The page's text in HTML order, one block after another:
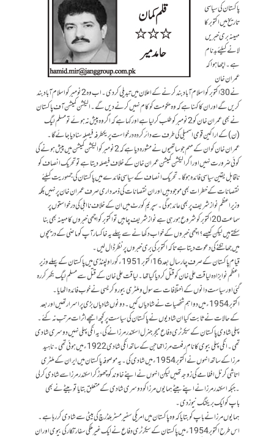
پاکستان کی سیاسی
تاریخ میں اکتوبر کا
مہینہ بری خبریں
لانے کیلئے بدنام
ہے ۔ اچھا ہوا کہ
عمران خان
نے 30اکتوبر کو اسلام آباد بند کرنے کے اعلان میں تبدیلی کر دی۔ اب وہ 2نومبر کو اسلام آباد بند
کریں گے اور ان کا کہنا ہے کہ وہ حکومت کو کام نہیں کرنے دیں گے ۔ الیکشن کمیشن آف پاکستان
نے بھی عمران خان کو 2نومبر کو طلب کر لیا ہے اور کہا ہے کہ اگر وہ پیش نہ ہوئے تو مسلم لیگ
(ن) کے اراکین قومی اسمبلی کی طرف سے دائر کردہ درخواست پر یکطرفہ فیصلہ سنا دیا جائے گا ۔
عمران خان کو ان کے مہم جو ساتھیوں نے مشورہ دیا ہے کہ 2نومبر کو ا لیکشن کمیشن میں پیش ہونے کی
کوئی ضرورت نہیں اور اگر الیکشن کمیشن عمران خان کے خلاف فیصلہ دیتا ہے تو تحریک انصاف کو
ناقابل یقین سیاسی فائدہ ہوگا ۔ تحریک انصاف کے سیاسی فائدے میں پاکستان کی جمہوریت کیلئے
نقصانات کے خطرات بھی موجود ہیں اور ان نقصانات کی ذمہ داری صرف عمران خان پر نہیں بلکہ
وزیر اعظم نواز شریف پر بھی عائد ہوگی۔ سپریم کورٹ میں ان کے خلاف نااہلی کی درخواستوں پر
سماعت 20اکتوبر کو شروع ہو رہی ہے نواز شریف چاہیں تو اکتوبر کو اچھی خبروں کا مہینہ بھی بنا
سکتے ہیں لیکن کیسے ؟ اچھی خبروں کے خواب دکھانے سے پہلے یہ خاکسار آپ کو ماضی کے دریچوں
میں جھانکنے کی دعوت دیتا ہے تاکہ اکتوبر کی بری خبروں پر نظر ڈال لیں۔
قیام پاکستان کے صرف چار سال بعد 16اکتوبر 1951ء کو راولپنڈی میں پاکستان کےپہلے وزیر
اعظم نوابزادہ لیاقت علی خان کو قتل کر دیا گیا تھا ۔ لیاقت علی خان کے قتل سے مسلم لیگ بکھر کر رہ
گئی اور سیاست دانوں کے اختلافات سے سول و ملٹری بیوروکریسی نے خوب فائدہ اٹھایا ۔
اکتوبر 1954ء میں دو اہم شخصیات نے شادیاں کیں ۔ دونوں شادیاں بڑی پر اسرار تھیں اور بعد
کے حالات نے ثابت کیا ان شادیوں نے پاکستان کی سیاست پر کچھ اچھے اثرات مرتب نہ کئے ۔
پہلی شادی پاکستان کے سیکرٹری دفاع میجر جنرل اسکندر مرزا نے کی، یہ انکی پہلی نہیں دوسری شادی
تھی ۔ انکی پہلی بیوی کا نام رفعت مرزا تھا جن کے ساتھ انکی شادی 1922ء میں ہوئی تھی ۔ناہید
مرزا کے ساتھ انہوں نے اکتوبر 1954ء میں شادی کی ۔ یہ موصوفہ پاکستان میں ایران کے ملٹری
اتاشی کرنل افغامے کی زوجہ تھیں لیکن انہوں نے اپنے خاوند کو چھوڑ کر اسکندر مرزا سے شادی کرلی
۔ جبکہ اسکندر مرزا نے اپنے بیٹے ہمایوں مرزا کو دوسری شادی کے متعلق بتایا تو بیٹے نے بھی
باپ کو ایک بریکنگ نیوز دی ۔
ہمایوں مرزا نے باپ کو بتایا کہ وہ پاکستان میں امریکی سفیر مسٹر ہلڈرچ کی بیٹی سے شادی کر رہا ہے ۔
اس طرح اکتوبر 1954ء میں پاکستان کے سیکرٹری دفاع نے ایک غیر ملکی سفارتکار کی بیوی اور ان